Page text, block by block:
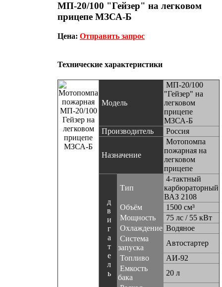
МП-20/100 "Гейзер" на легковом
прицепе МЗСА-Б
Цена: Отправить запрос
Технические характеристики
Модель
МП-20/100
"Гейзер" на
легковом
прицепе
МЗСА-Б
Производитель
Россия
Назначение
Мотопомпа
пожарная на
легковом
прицепе
д
в
и
г
а
т
е
л
ь
Тип
4-тактный
карбюраторный
ВАЗ 2108
Объём
1500 см³
Мощность
75 лс / 55 кВт
Охлаждение Водяное
Система
запуска
Автостартер
Топливо
АИ-92
Емкость
бака
20 л